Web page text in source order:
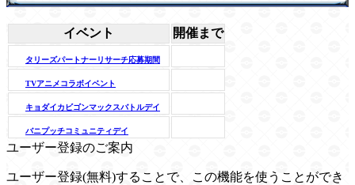
イベント 開催まで
タリーズパートナーリサーチ応募期間
TVアニメコラボイベント
キョダイカビゴンマックスバトルデイ
バニプッチコミュニティデイ
ユーザー登録のご案内
ユーザー登録(無料)することで、この機能を使うことができ